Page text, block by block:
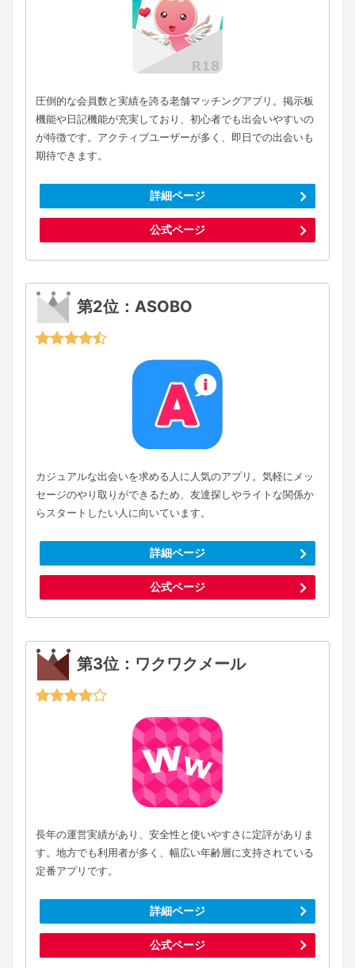
圧倒的な会員数と実績を誇る老舗マッチングアプリ。掲示板
機能や日記機能が充実しており、初心者でも出会いやすいの
が特徴です。アクティブユーザーが多く、即日での出会いも
期待できます。
詳細ページ
公式ページ
第2位：ASOBO
カジュアルな出会いを求める人に人気のアプリ。気軽にメッ
セージのやり取りができるため、友達探しやライトな関係か
らスタートしたい人に向いています。
詳細ページ
公式ページ
第3位：ワクワクメール
長年の運営実績があり、安全性と使いやすさに定評がありま
す。地方でも利用者が多く、幅広い年齢層に支持されている
定番アプリです。
詳細ページ
公式ページ